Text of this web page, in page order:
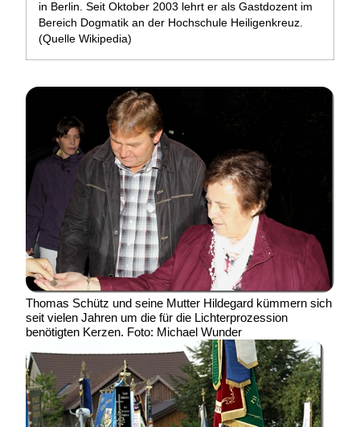
in Berlin. Seit Oktober 2003 lehrt er als Gastdozent im
Bereich Dogmatik an der Hochschule Heiligenkreuz.
(Quelle Wikipedia)
Thomas Schütz und seine Mutter Hildegard kümmern sich
seit vielen Jahren um die für die Lichterprozession
benötigten Kerzen. Foto: Michael Wunder